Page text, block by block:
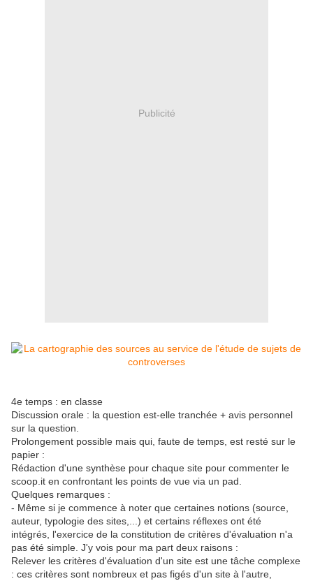
Publicité
4e temps : en classe
Discussion orale : la question est-elle tranchée + avis personnel
sur la question.
Prolongement possible mais qui, faute de temps, est resté sur le
papier :
Rédaction d'une synthèse pour chaque site pour commenter le
scoop.it en confrontant les points de vue via un pad.
Quelques remarques :
- Même si je commence à noter que certaines notions (source,
auteur, typologie des sites,...) et certains réflexes ont été
intégrés, l'exercice de la constitution de critères d'évaluation n'a
pas été simple. J'y vois pour ma part deux raisons :
Relever les critères d'évaluation d'un site est une tâche complexe
: ces critères sont nombreux et pas figés d'un site à l'autre,